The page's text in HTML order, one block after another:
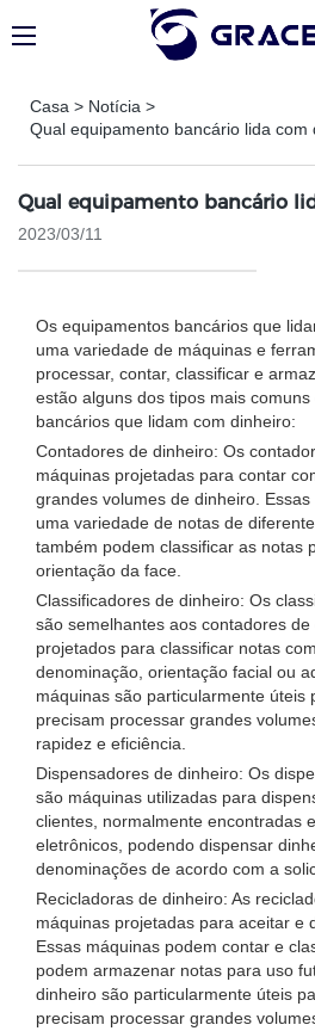
Casa > Notícia >
Qual equipamento bancário lida com
Qual equipamento bancário
2023/03/11
Os equipamentos bancários que
uma variedade de máquinas e
processar, contar, classificar e
estão alguns dos tipos mais
bancários que lidam com dinheiro:
Contadores de dinheiro: Os
máquinas projetadas para contar
grandes volumes de dinheiro.
uma variedade de notas de
também podem classificar as notas
orientação da face.
Classificadores de dinheiro: Os
são semelhantes aos contadores
projetados para classificar notas
denominação, orientação facial ou
máquinas são particularmente úteis
precisam processar grandes
rapidez e eficiência.
Dispensadores de dinheiro: Os
são máquinas utilizadas para
clientes, normalmente encontradas
eletrônicos, podendo dispensar
denominações de acordo com a
Recicladoras de dinheiro: As
máquinas projetadas para aceitar e
Essas máquinas podem contar e
podem armazenar notas para uso
dinheiro são particularmente úteis
precisam processar grandes